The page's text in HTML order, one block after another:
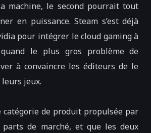
machine, le second pourrait tout
en puissance. Steam s’est déjà
pour intégrer le cloud gaming à
le plus gros problème de
à convaincre les éditeurs de le
jeux.
catégorie de produit propulsée par
parts de marché, et que les deux